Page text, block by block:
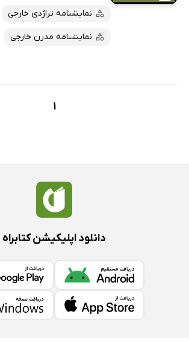
نمایشنامه تراژدی خارجی
نمایشنامه مدرن خارجی
1
دانلود اپلیکیشن کتابراه